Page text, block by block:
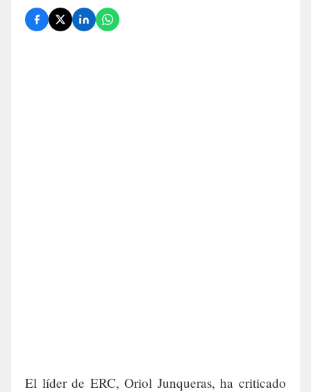
El líder de ERC, Oriol Junqueras, ha criticado